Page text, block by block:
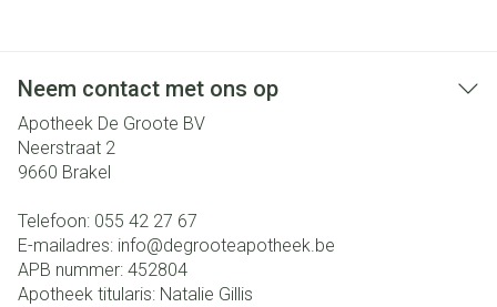
Neem contact met ons op
Apotheek De Groote BV
Neerstraat 2
9660 Brakel
Telefoon: 055 42 27 67
E-mailadres: info@degrooteapotheek.be
APB nummer: 452804
Apotheek titularis: Natalie Gillis